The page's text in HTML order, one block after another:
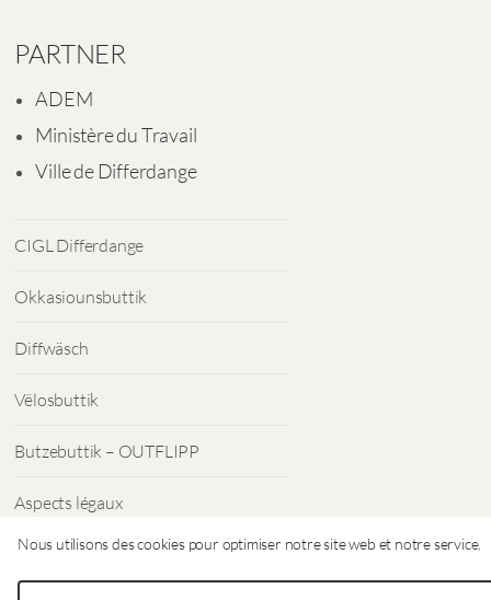
Nous utilisons des cookies pour optimiser notre site web et notre service.
PARTNER
ADEM
Ministère du Travail
Ville de Differdange
CIGL Differdange
Okkasiounsbuttik
Diffwäsch
Vëlosbuttik
Butzebuttik – OUTFLIPP
Aspects légaux
Protection des données